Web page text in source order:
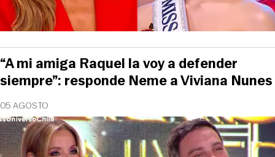
05 AGOSTO
“A mi amiga Raquel la voy a defender
siempre”: responde Neme a Viviana Nunes